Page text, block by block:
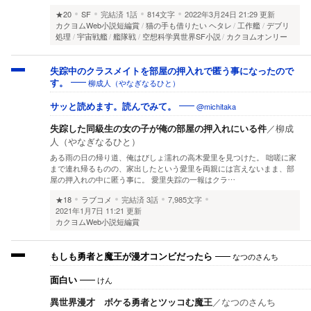
★20
SF 完結済 1話 814文字
2022年3月24日 21:29 更新
カクヨムWeb小説短編賞 猫の手も借りたい ヘタレ 工作艦 デブリ
処理
宇宙戦艦 艦隊戦 空想科学異世界SF小説 カクヨムオンリー
失踪中のクラスメイトを部屋の押入れで匿う事になったので
す。
柳成人（やなぎなるひと）
サッと読めます。読んでみて。 @michitaka
失踪した同級生の女の子が俺の部屋の押入れにいる件／柳成
人（やなぎなるひと）
ある雨の日の帰り道、俺はびしょ濡れの高木愛里を見つけた。 咄嗟に家
まで連れ帰るものの、家出したという愛里を両親には言えないまま、部
屋の押入れの中に匿う事に。 愛里失踪の一報はクラ…
★18
ラブコメ 完結済3話
7,985文字
2021年1月7日 11:21 更新
カクヨムWeb小説短編賞
もしも勇者と魔王が漫才コンビだったら なつのさんち
面白い けん
異世界漫才 ボケる勇者とツッコむ魔王／なつのさんち